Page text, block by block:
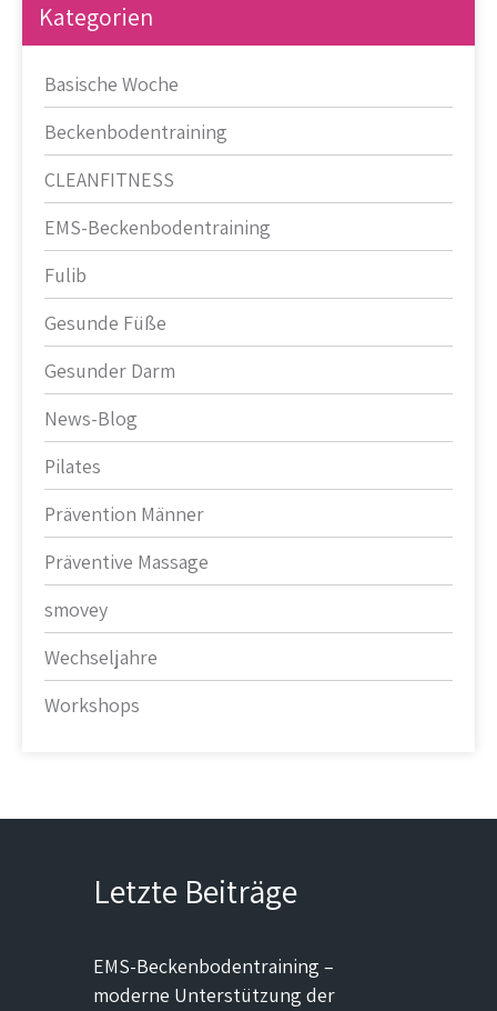
Kategorien
Basische Woche
Beckenbodentraining
CLEANFITNESS
EMS-Beckenbodentraining
Fulib
Gesunde Füße
Gesunder Darm
News-Blog
Pilates
Prävention Männer
Präventive Massage
smovey
Wechseljahre
Workshops
Letzte Beiträge
EMS-Beckenbodentraining –
moderne Unterstützung der